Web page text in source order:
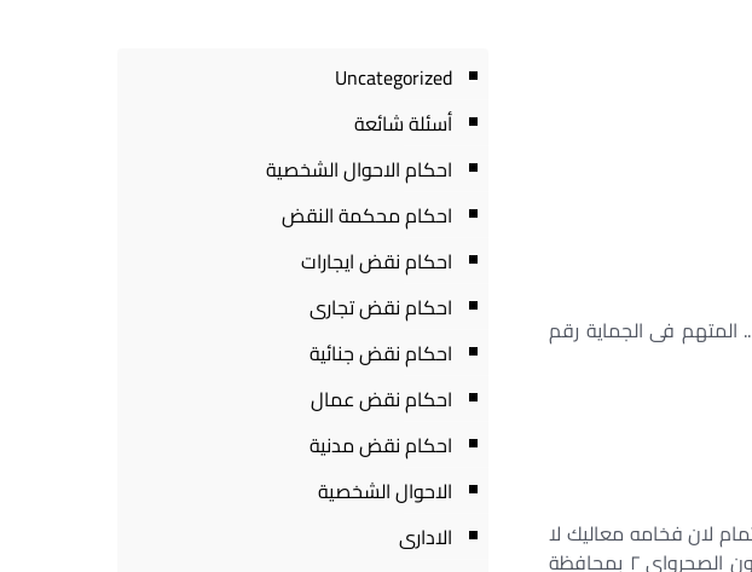
فى الجماية رقم
الغرامه ارجو الاهتمام لان فخامه معاليك لا
يهتم احد بالمسجون وليس له أي سابقة وهو ……………………….. والمسجون بسجن وادي النطرون الصحرواي ٢ بمحافظة
Uncategorized
أسئلة شائعة
احكام الاحوال الشخصية
احكام محكمة النقض
احكام نقض ايجارات
احكام نقض تجارى
احكام نقض جنائية
احكام نقض عمال
احكام نقض مدنية
الاحوال الشخصية
الادارى